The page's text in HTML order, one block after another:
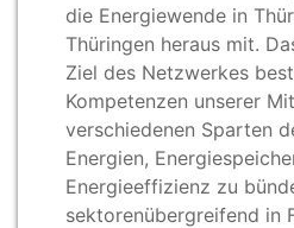
die Energiewende in
Thüringen heraus mit.
Ziel des Netzwerkes
Kompetenzen unserer
verschiedenen Sparten
Energien,
Energieeffizienz zu
sektorenübergreifend in